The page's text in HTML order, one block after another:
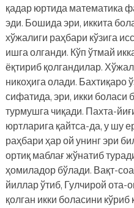
қадар юртида математика
эди. Бошида эри, иккита
хўжалиги раҳбари кўзига
ишга олганди. Кўп ўтмай
ёқтириб қолгандилар.
никоҳига олади. Бахтиқаро
сифатида, эри, икки боласи
турмушга чиқади. Пахта-
юртларига қайтса-да, у шу
раҳбари ҳар ой унинг эри
ортиқ маблағ жўнатиб
ҳомиладор бўлади. Вақт-
йиллар ўтиб, Гулчирой ота-
қолган икки боласини